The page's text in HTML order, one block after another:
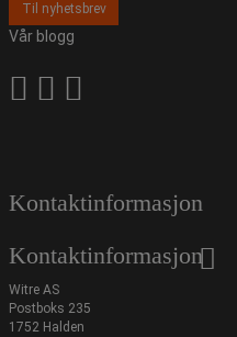
Til nyhetsbrev
Vår blogg
Kontaktinformasjon
Kontaktinformasjon
Witre AS
Postboks 235
1752 Halden